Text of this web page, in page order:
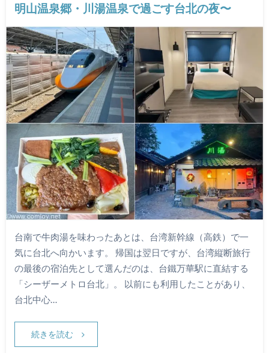
明山温泉郷・川湯温泉で過ごす台北の夜〜
台南で牛肉湯を味わったあとは、台湾新幹線（高鉄）で一
気に台北へ向かいます。 帰国は翌日ですが、台湾縦断旅行
の最後の宿泊先として選んだのは、台鐵万華駅に直結する
「シーザーメトロ台北」。 以前にも利用したことがあり、
台北中心…
続きを読む